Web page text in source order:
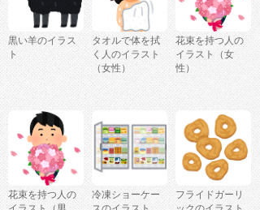
黒い羊のイラス
ト
タオルで体を拭
く人のイラスト
（女性）
花束を持つ人の
イラスト（女
性）
花束を持つ人の
冷凍ショーケー
フライドガーリ